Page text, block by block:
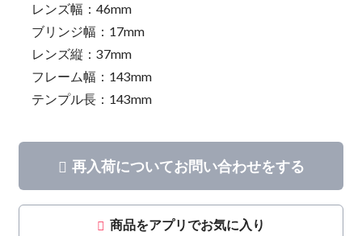
レンズ幅：46mm
ブリンジ幅：17mm
レンズ縦：37mm
フレーム幅：143mm
テンプル長：143mm
再入荷についてお問い合わせをする
商品をアプリでお気に入り